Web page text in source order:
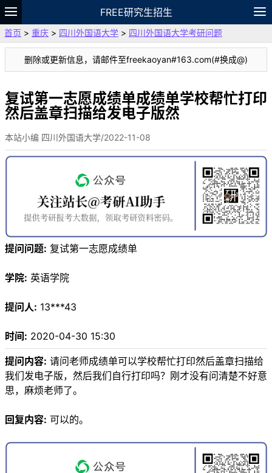
FREE研究生招生
题库
故事 专题 APP 笔记
论坛
VIP
资料
首页 > 重庆 > 四川外国语大学 > 四川外国语大学考研问题
删除或更新信息，请邮件至freekaoyan#163.com(#换成@)
复试第一志愿成绩单成绩单学校帮忙打印
然后盖章扫描给发电子版然
本站小编 四川外国语大学/2022-11-08
提问问题: 复试第一志愿成绩单
学院: 英语学院
提问人: 13***43
时间: 2020-04-30 15:30
提问内容: 请问老师成绩单可以学校帮忙打印然后盖章扫描给
我们发电子版，然后我们自行打印吗？刚才没有问清楚不好意
思，麻烦老师了。
回复内容: 可以的。